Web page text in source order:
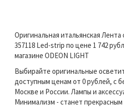
Оригинальная итальянская
357118 Led-strip по цене 1 742
магазине ODEON LIGHT
Выбирайте оригинальные
доступным ценам от 0 рублей, с
Москве и России. Лампы и
Минимализм - станет